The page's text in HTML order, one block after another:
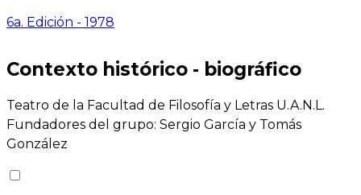
6a. Edición - 1978
Contexto histórico - biográfico
Teatro de la Facultad de Filosofía y Letras U.A.N.L.
Fundadores del grupo: Sergio García y Tomás
González